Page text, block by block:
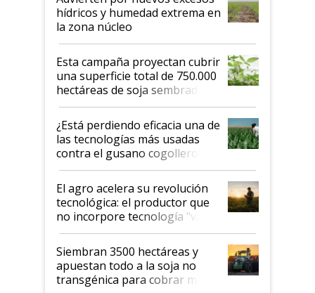
hídricos y humedad extrema en
la zona núcleo
Esta campaña proyectan cubrir
una superficie total de 750.000
hectáreas de soja sembradas
con una nueva generación de
variedades que marcan un
salto tecnológico en genética y
rendimiento
¿Está perdiendo eficacia una de
las tecnologías más usadas
contra el gusano cogollero? El
desafío de una tecnología clave
El agro acelera su revolución
tecnológica: el productor que
no incorpore tecnología "va a
perder el tren"
Siembran 3500 hectáreas y
apuestan todo a la soja no
transgénica para cobrar más